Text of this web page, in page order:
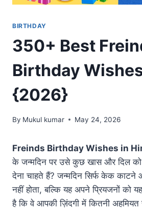
BIRTHDAY
350+ Best
Birthday
{2026}
By Mukul kumar May 24, 2026
Freinds Birthday Wishes in
के जन्मदिन पर उसे कुछ खास और दिल को
देना चाहते हैं? जन्मदिन सिर्फ केक काटने
नहीं होता, बल्कि यह अपने प्रियजनों को
है कि वे आपकी ज़िंदगी में कितनी